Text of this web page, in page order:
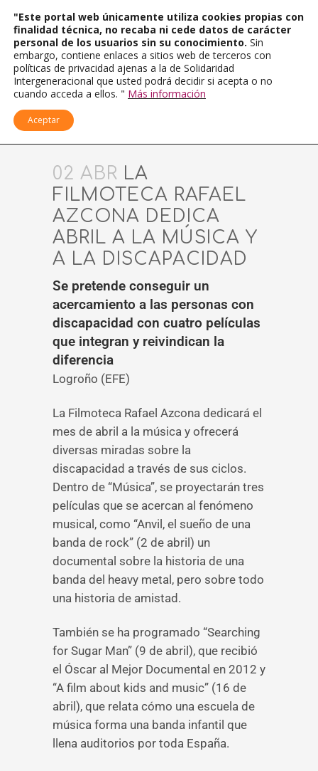
02 ABR LA
FILMOTECA RAFAEL
AZCONA DEDICA
ABRIL A LA MÚSICA Y
A LA DISCAPACIDAD
Se pretende conseguir un
acercamiento a las personas con
discapacidad con cuatro películas
que integran y reivindican la
diferencia
Logroño (EFE)
La Filmoteca Rafael Azcona dedicará el
mes de abril a la música y ofrecerá
diversas miradas sobre la
discapacidad a través de sus ciclos.
Dentro de “Música”, se proyectarán tres
películas que se acercan al fenómeno
musical, como “Anvil, el sueño de una
banda de rock” (2 de abril) un
documental sobre la historia de una
banda del heavy metal, pero sobre todo
una historia de amistad.
También se ha programado “Searching
for Sugar Man” (9 de abril), que recibió
el Óscar al Mejor Documental en 2012 y
“A film about kids and music” (16 de
abril), que relata cómo una escuela de
música forma una banda infantil que
llena auditorios por toda España.
"Este portal web únicamente utiliza cookies propias con
finalidad técnica, no recaba ni cede datos de carácter
personal de los usuarios sin su conocimiento. Sin
embargo, contiene enlaces a sitios web de terceros con
políticas de privacidad ajenas a la de Solidaridad
Intergeneracional que usted podrá decidir si acepta o no
cuando acceda a ellos. " Más información
Aceptar